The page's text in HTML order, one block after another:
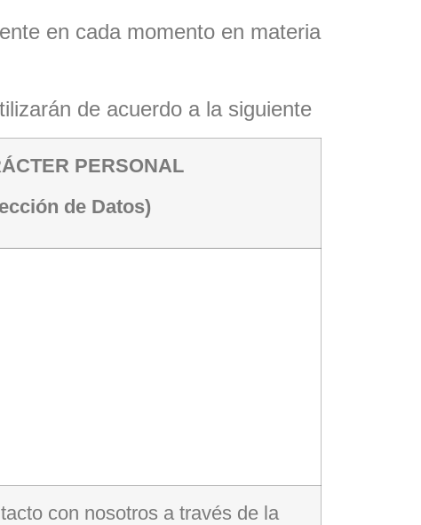
en cada momento en materia
de acuerdo a la siguiente
PERSONAL
de Datos)
con nosotros a través de la